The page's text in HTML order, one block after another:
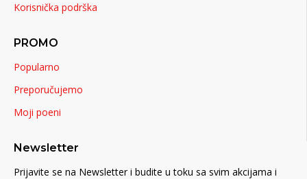
Korisnička podrška
PROMO
Popularno
Preporučujemo
Moji poeni
Newsletter
Prijavite se na Newsletter i budite u toku sa svim akcijama i